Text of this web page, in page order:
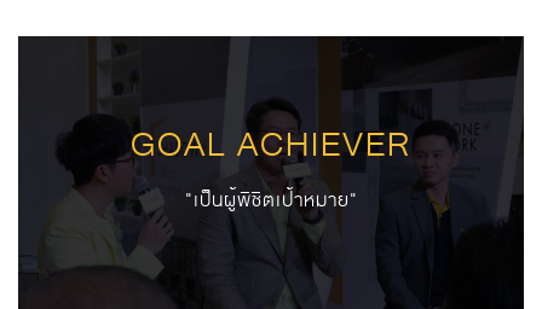
GOAL ACHIEVER
"เป็นผู้พิชิตเป้าหมาย"